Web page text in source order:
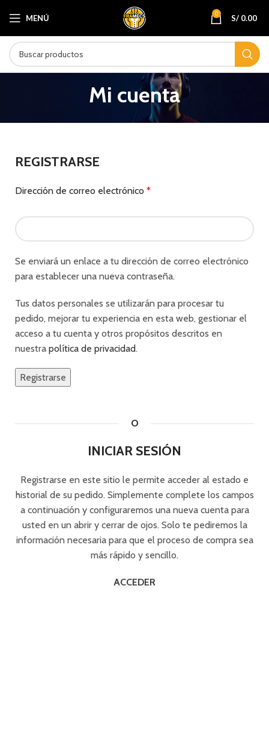
MENÚ 0 S/ 0.00
Mi cuenta
REGISTRARSE
Dirección de correo electrónico *
Se enviará un enlace a tu dirección de correo electrónico
para establecer una nueva contraseña.
Tus datos personales se utilizarán para procesar tu
pedido, mejorar tu experiencia en esta web, gestionar el
acceso a tu cuenta y otros propósitos descritos en
nuestra política de privacidad.
Registrarse
O
INICIAR SESIÓN
Registrarse en este sitio le permite acceder al estado e
historial de su pedido. Simplemente complete los campos
a continuación y configuraremos una nueva cuenta para
usted en un abrir y cerrar de ojos. Solo te pediremos la
información necesaria para que el proceso de compra sea
más rápido y sencillo.
ACCEDER